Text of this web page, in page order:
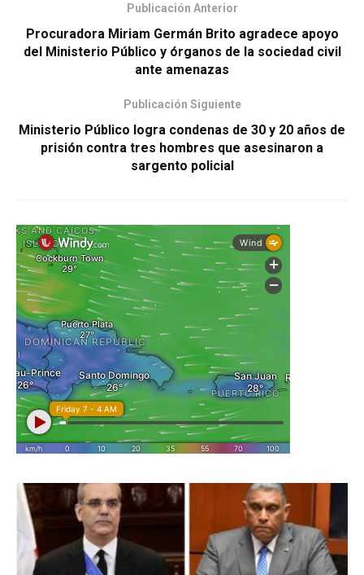
Publicación Anterior
Procuradora Miriam Germán Brito agradece apoyo
del Ministerio Público y órganos de la sociedad civil
ante amenazas
Publicación Siguiente
Ministerio Público logra condenas de 30 y 20 años de
prisión contra tres hombres que asesinaron a
sargento policial